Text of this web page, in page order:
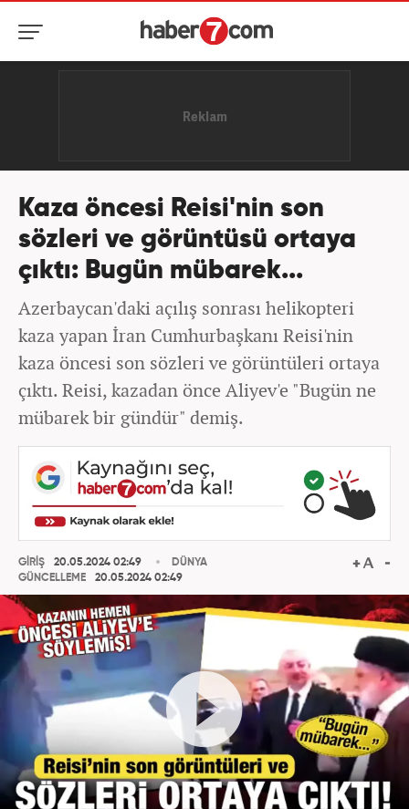
Kaza öncesi Reisi'nin son
sözleri ve görüntüsü ortaya
çıktı: Bugün mübarek...
Azerbaycan'daki açılış sonrası helikopteri
kaza yapan İran Cumhurbaşkanı Reisi'nin
kaza öncesi son sözleri ve görüntüleri ortaya
çıktı. Reisi, kazadan önce Aliyev'e "Bugün ne
mübarek bir gündür" demiş.
GİRİŞ
20.05.2024 02:49
GÜNCELLEME
20.05.2024 02:49
DÜNYA